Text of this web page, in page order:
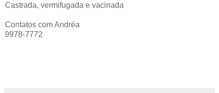
Castrada, vermifugada e vacinada
Contatos com Andréa
9978-7772